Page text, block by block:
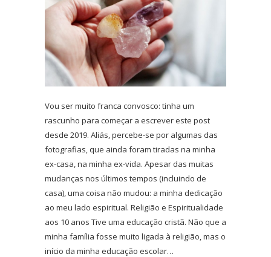
Vou ser muito franca convosco: tinha um
rascunho para começar a escrever este post
desde 2019. Aliás, percebe-se por algumas das
fotografias, que ainda foram tiradas na minha
ex-casa, na minha ex-vida. Apesar das muitas
mudanças nos últimos tempos (incluindo de
casa), uma coisa não mudou: a minha dedicação
ao meu lado espiritual. Religião e Espiritualidade
aos 10 anos Tive uma educação cristã. Não que a
minha família fosse muito ligada à religião, mas o
início da minha educação escolar…